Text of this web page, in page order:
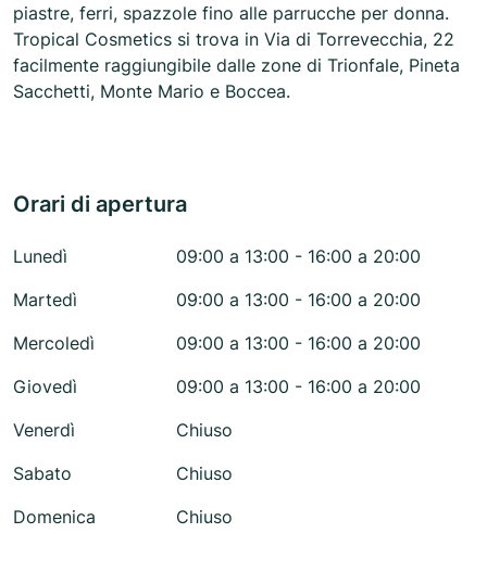
piastre, ferri, spazzole fino alle parrucche per donna.
Tropical Cosmetics si trova in Via di Torrevecchia, 22
facilmente raggiungibile dalle zone di Trionfale, Pineta
Sacchetti, Monte Mario e Boccea.
Orari di apertura
Lunedì
09:00 a 13:00 - 16:00 a 20:00
Martedì
09:00 a 13:00 - 16:00 a 20:00
Mercoledì
09:00 a 13:00 - 16:00 a 20:00
Giovedì
09:00 a 13:00 - 16:00 a 20:00
Venerdì
Chiuso
Sabato
Chiuso
Domenica
Chiuso